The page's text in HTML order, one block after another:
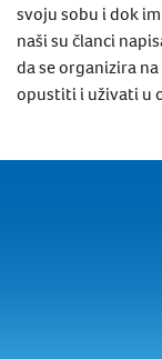
svoju sobu i dok
naši su članci
da se organizira
opustiti i uživati u